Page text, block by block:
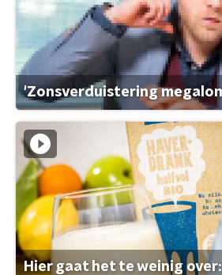
'Zonsverduistering
Hier gaat het te weinig